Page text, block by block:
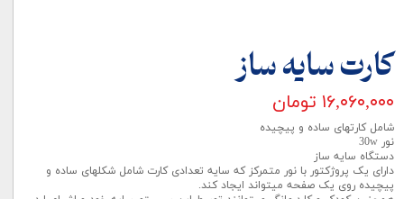
کارت سایه ساز
۱۶,۰۶۰,۰۰۰ تومان
شامل کارتهای ساده و پیچیده
نور 30w
دستگاه سایه ساز
دارای یک پروژکتور با نور متمرکز که سایه تعدادی کارت شامل شکلهای ساده و
پیچیده روی یک صفحه میتواند ایجاد کند.